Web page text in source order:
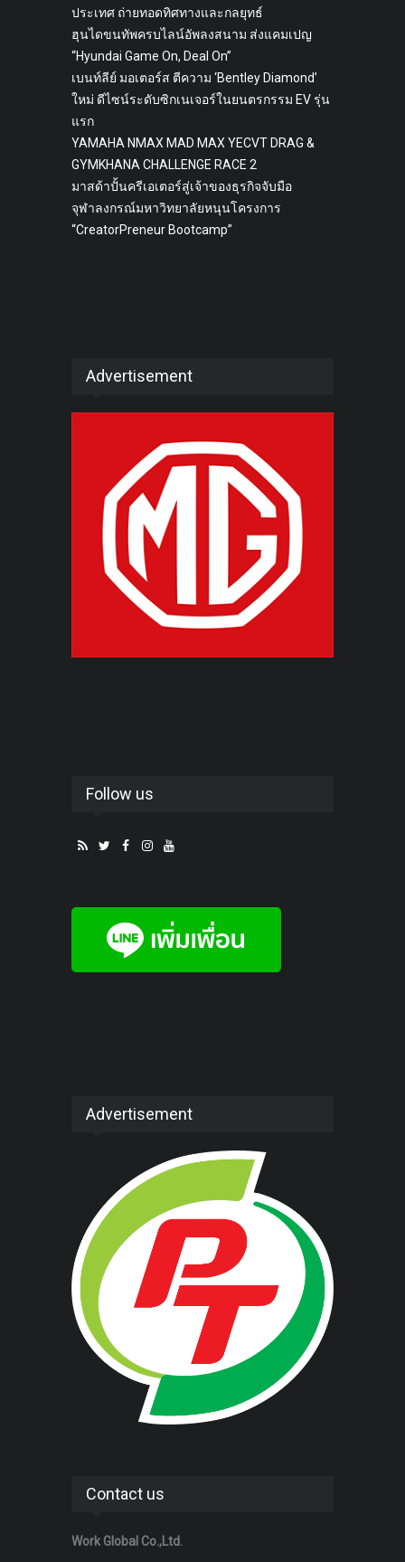
ประเทศ ถ่ายทอดทิศทางและกลยุทธ์
ฮุนไดขนทัพครบไลน์อัพลงสนาม ส่งแคมเปญ
“Hyundai Game On, Deal On”
เบนท์ลีย์ มอเตอร์ส ตีความ ‘Bentley Diamond’
ใหม่ ดีไซน์ระดับซิกเนเจอร์ในยนตรกรรม EV รุ่น
แรก
YAMAHA NMAX MAD MAX YECVT DRAG &
GYMKHANA CHALLENGE RACE 2
มาสด้าปั้นครีเอเตอร์สู่เจ้าของธุรกิจจับมือ
จุฬาลงกรณ์มหาวิทยาลัยหนุนโครงการ
“CreatorPreneur Bootcamp”
Advertisement
Follow us
Advertisement
Contact us
Work Global Co.,Ltd.